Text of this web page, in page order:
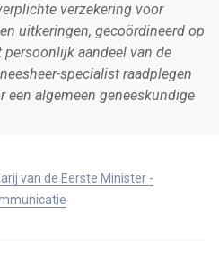
verzekering voor
uitkeringen, gecoördineerd op
aandeel van de
specialist raadplegen
een algemeen geneeskundige
van de Eerste Minister -